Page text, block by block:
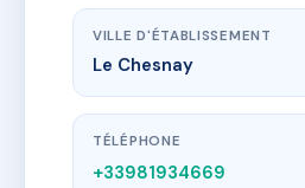
VILLE D'ÉTABLISSEMENT
Le Chesnay
TÉLÉPHONE
+33981934669